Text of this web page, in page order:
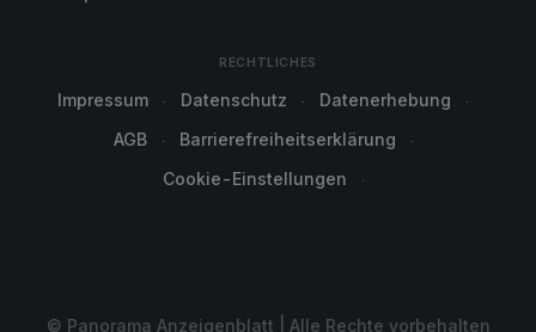
RECHTLICHES
Impressum Datenschutz
Datenerhebung
AGB
Barrierefreiheitserklärung
Cookie-Einstellungen
© Panorama Anzeigenblatt | Alle Rechte vorbehalten